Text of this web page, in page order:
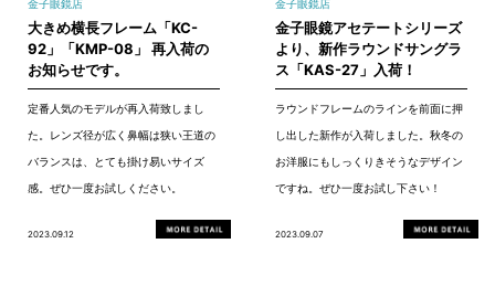
金子眼鏡店
大きめ横長フレーム「KC-
92」「KMP-08」 再入荷の
お知らせです。
定番人気のモデルが再入荷致しまし
た。レンズ径が広く鼻幅は狭い王道の
バランスは、とても掛け易いサイズ
感。ぜひ一度お試しください。
2023.09.12
金子眼鏡店
金子眼鏡アセテートシリーズ
より、新作ラウンドサングラ
ス「KAS-27」入荷！
ラウンドフレームのラインを前面に押
し出した新作が入荷しました。秋冬の
お洋服にもしっくりきそうなデザイン
ですね。ぜひ一度お試し下さい！
2023.09.07